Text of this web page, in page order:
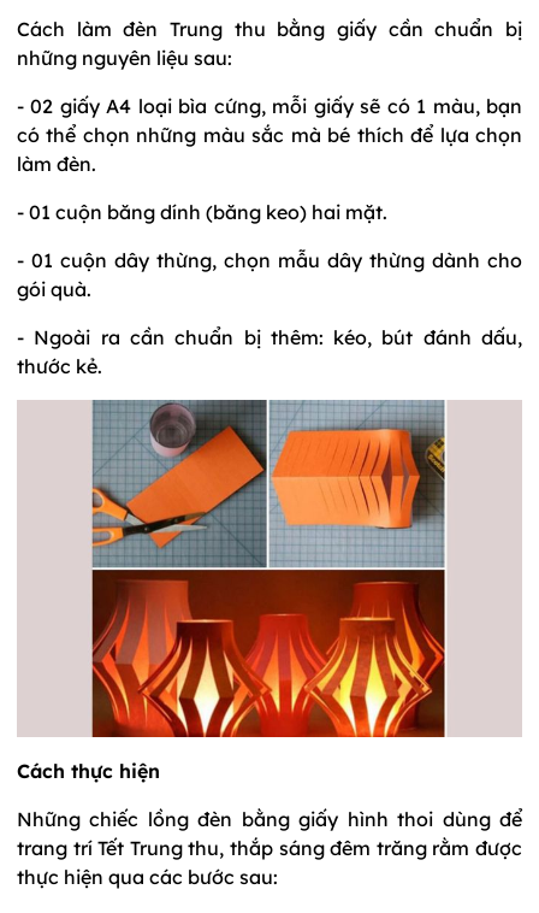
Cách làm đèn Trung thu bằng giấy cần chuẩn bị
những nguyên liệu sau:
- 02 giấy A4 loại bìa cứng, mỗi giấy sẽ có 1 màu, bạn
có thể chọn những màu sắc mà bé thích để lựa chọn
làm đèn.
- 01 cuộn băng dính (băng keo) hai mặt.
- 01 cuộn dây thừng, chọn mẫu dây thừng dành cho
gói quà.
- Ngoài ra cần chuẩn bị thêm: kéo, bút đánh dấu,
thước kẻ.
Cách thực hiện
Những chiếc lồng đèn bằng giấy hình thoi dùng để
trang trí Tết Trung thu, thắp sáng đêm trăng rằm được
thực hiện qua các bước sau: